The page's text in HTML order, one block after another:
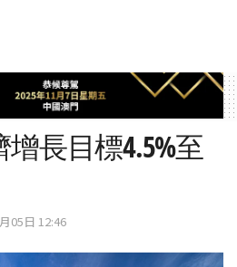
長目標4.5%至
05日 12:46